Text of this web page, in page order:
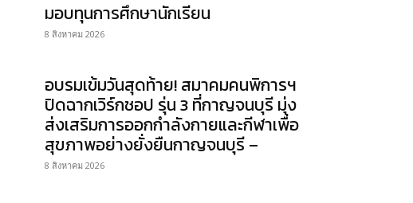
มอบทุนการศึกษานักเรียน
8 สิงหาคม 2026
อบรมเข้มวันสุดท้าย! สมาคมคนพิการฯ
ปิดฉากเวิร์กชอป รุ่น 3 ที่กาญจนบุรี มุ่ง
ส่งเสริมการออกกำลังกายและกีฬาเพื่อ
สุขภาพอย่างยั่งยืนกาญจนบุรี –
8 สิงหาคม 2026